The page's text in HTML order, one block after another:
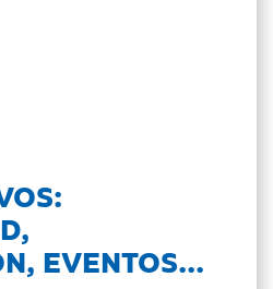
EVENTOS...